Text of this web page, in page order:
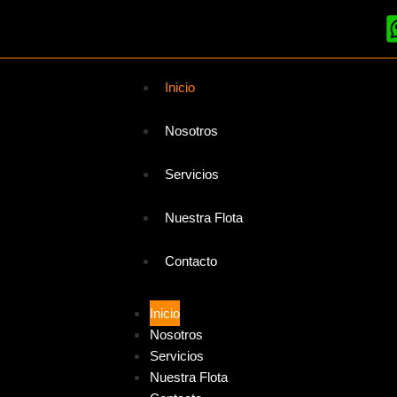
Inicio
Nosotros
Servicios
Nuestra Flota
Contacto
Inicio
Nosotros
Servicios
Nuestra Flota